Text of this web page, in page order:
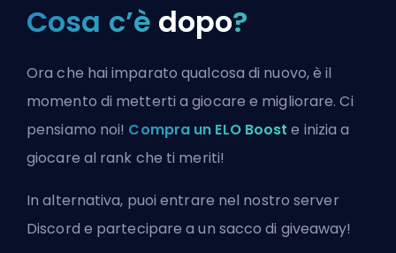
Cosa c’è dopo?
Ora che hai imparato qualcosa di nuovo, è il
momento di metterti a giocare e migliorare. Ci
pensiamo noi! Compra un ELO Boost e inizia a
giocare al rank che ti meriti!
In alternativa, puoientrare nel nostro server
Discord e partecipare a un sacco di giveaway!